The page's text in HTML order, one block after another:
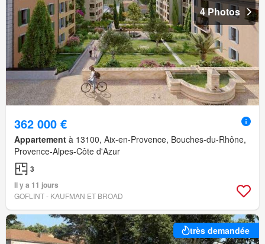
4 Photos
362 000 €
Appartement à 13100, Aix-en-Provence, Bouches-du-Rhône,
Provence-Alpes-Côte d'Azur
3
Il y a 11 jours
GOFLINT - KAUFMAN ET BROAD
très demandée